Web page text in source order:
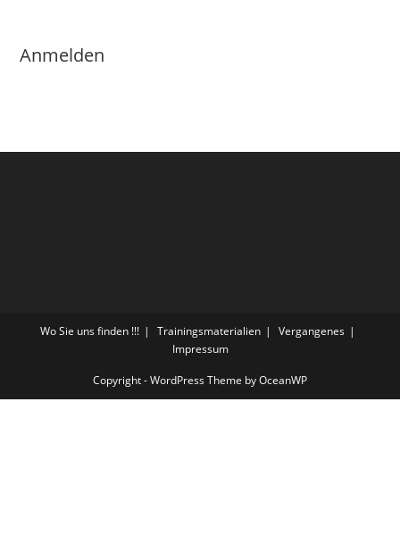
Anmelden
Wo Sie uns finden !!! Trainingsmaterialien
Vergangenes
Impressum
Copyright - WordPress Theme by OceanWP